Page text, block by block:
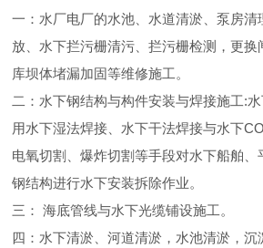
一：水厂电厂的水池、水道清淤、泵房
放、水下拦污栅清污、拦污栅检测，更换
库坝体堵漏加固等维修施工。
二：水下钢结构与构件安装与焊接施工:
用水下湿法焊接、水下干法焊接与水下
电氧切割、爆炸切割等手段对水下船舶
钢结构进行水下安装拆除作业。
三： 海底管线与水下光缆铺设施工。
四：水下清淤、河道清淤，水池清淤，